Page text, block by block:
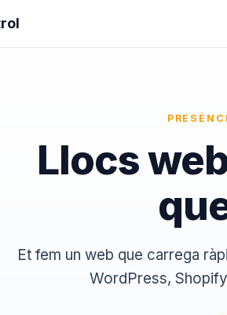
Llocs
Et fem un web que carrega
WordPress,